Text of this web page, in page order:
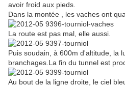
avoir froid aux pieds.
Dans la montée , les vaches ont
La route est pas mal, elle aussi.
Puis soudain, à 600m d'altitude, la
branchages.La fin du tunnel est
Au bout de la ligne droite, le ciel